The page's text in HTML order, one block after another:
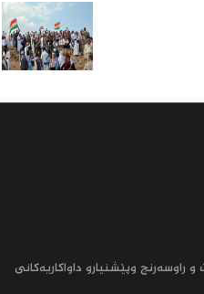
راوسه‌رنج وپێشنیارو داواکاریه‌کانى